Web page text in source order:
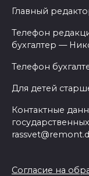
Главный
Телефон
бухгалтер —
Телефон
Для детей
Контактные
Согласие на